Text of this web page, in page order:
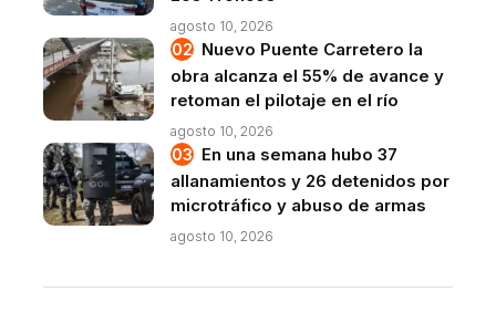
agosto 10, 2026
Nuevo Puente Carretero la
obra alcanza el 55% de avance y
retoman el pilotaje en el río
agosto 10, 2026
En una semana hubo 37
allanamientos y 26 detenidos por
microtráfico y abuso de armas
agosto 10, 2026